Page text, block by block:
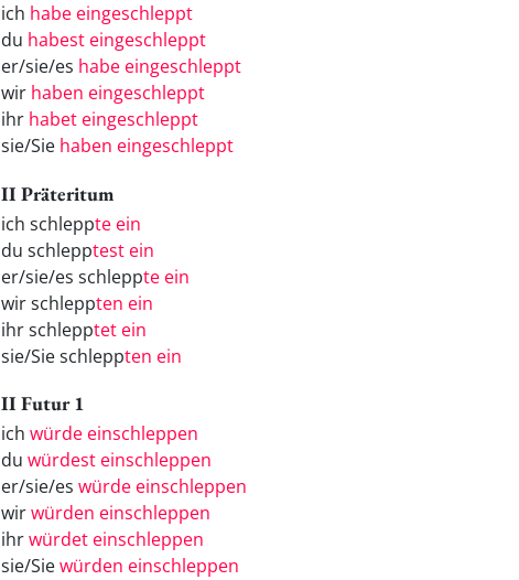
ich habe eingeschleppt
du habest eingeschleppt
er/sie/es habe eingeschleppt
wir haben eingeschleppt
ihr habet eingeschleppt
sie/Sie haben eingeschleppt
II Präteritum
ich schleppte ein
du schlepptest ein
er/sie/es schleppte ein
wir schleppten ein
ihr schlepptet ein
sie/Sie schleppten ein
II Futur 1
ich würde einschleppen
du würdest einschleppen
er/sie/es würde einschleppen
wirwürden einschleppen
ihrwürdet einschleppen
sie/Siewürden einschleppen